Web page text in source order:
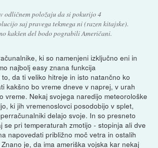
odličnem položaju da si pokurijo 4
saj pravega tekmega ni (razen kitajske).
kakšen del bodo pograbili Američani.
ki so namenjeni izključno eni in
najbolj easy znana funkcija
da ti veliko hitreje in isto natančno ko
kakšno bo vreme dneve v naprej, v urah
vreme. Nekaj svojega naredijo meteorološke
ki jih vremenoslovci posodobijo v splet,
delajo svoje. In so presneto
se pri temperaturah zmotijo - stopinja ali dve
napovedati približno moč vetra in ostalih
je, da ima ameriška vojska kar nekaj